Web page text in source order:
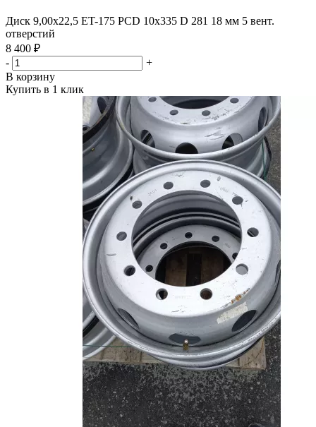
Диск 9,00х22,5 ET-175 PCD 10x335 D 281 18 мм 5 вент.
отверстий
8 400 ₽
-
+
В корзину
Купить в 1 клик